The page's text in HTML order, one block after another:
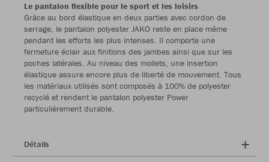
Le pantalon flexible pour le sport et les loisirs
Grâce au bord élastique en deux parties avec cordon de
serrage, le pantalon polyester JAKO reste en place même
pendant les efforts les plus intenses. Il comporte une
fermeture éclair aux finitions des jambes ainsi que sur les
poches latérales. Au niveau des mollets, une insertion
élastique assure encore plus de liberté de mouvement. Tous
les matériaux utilisés sont composés à 100% de polyester
recyclé et rendent le pantalon polyester Power
particulièrement durable.
Détails